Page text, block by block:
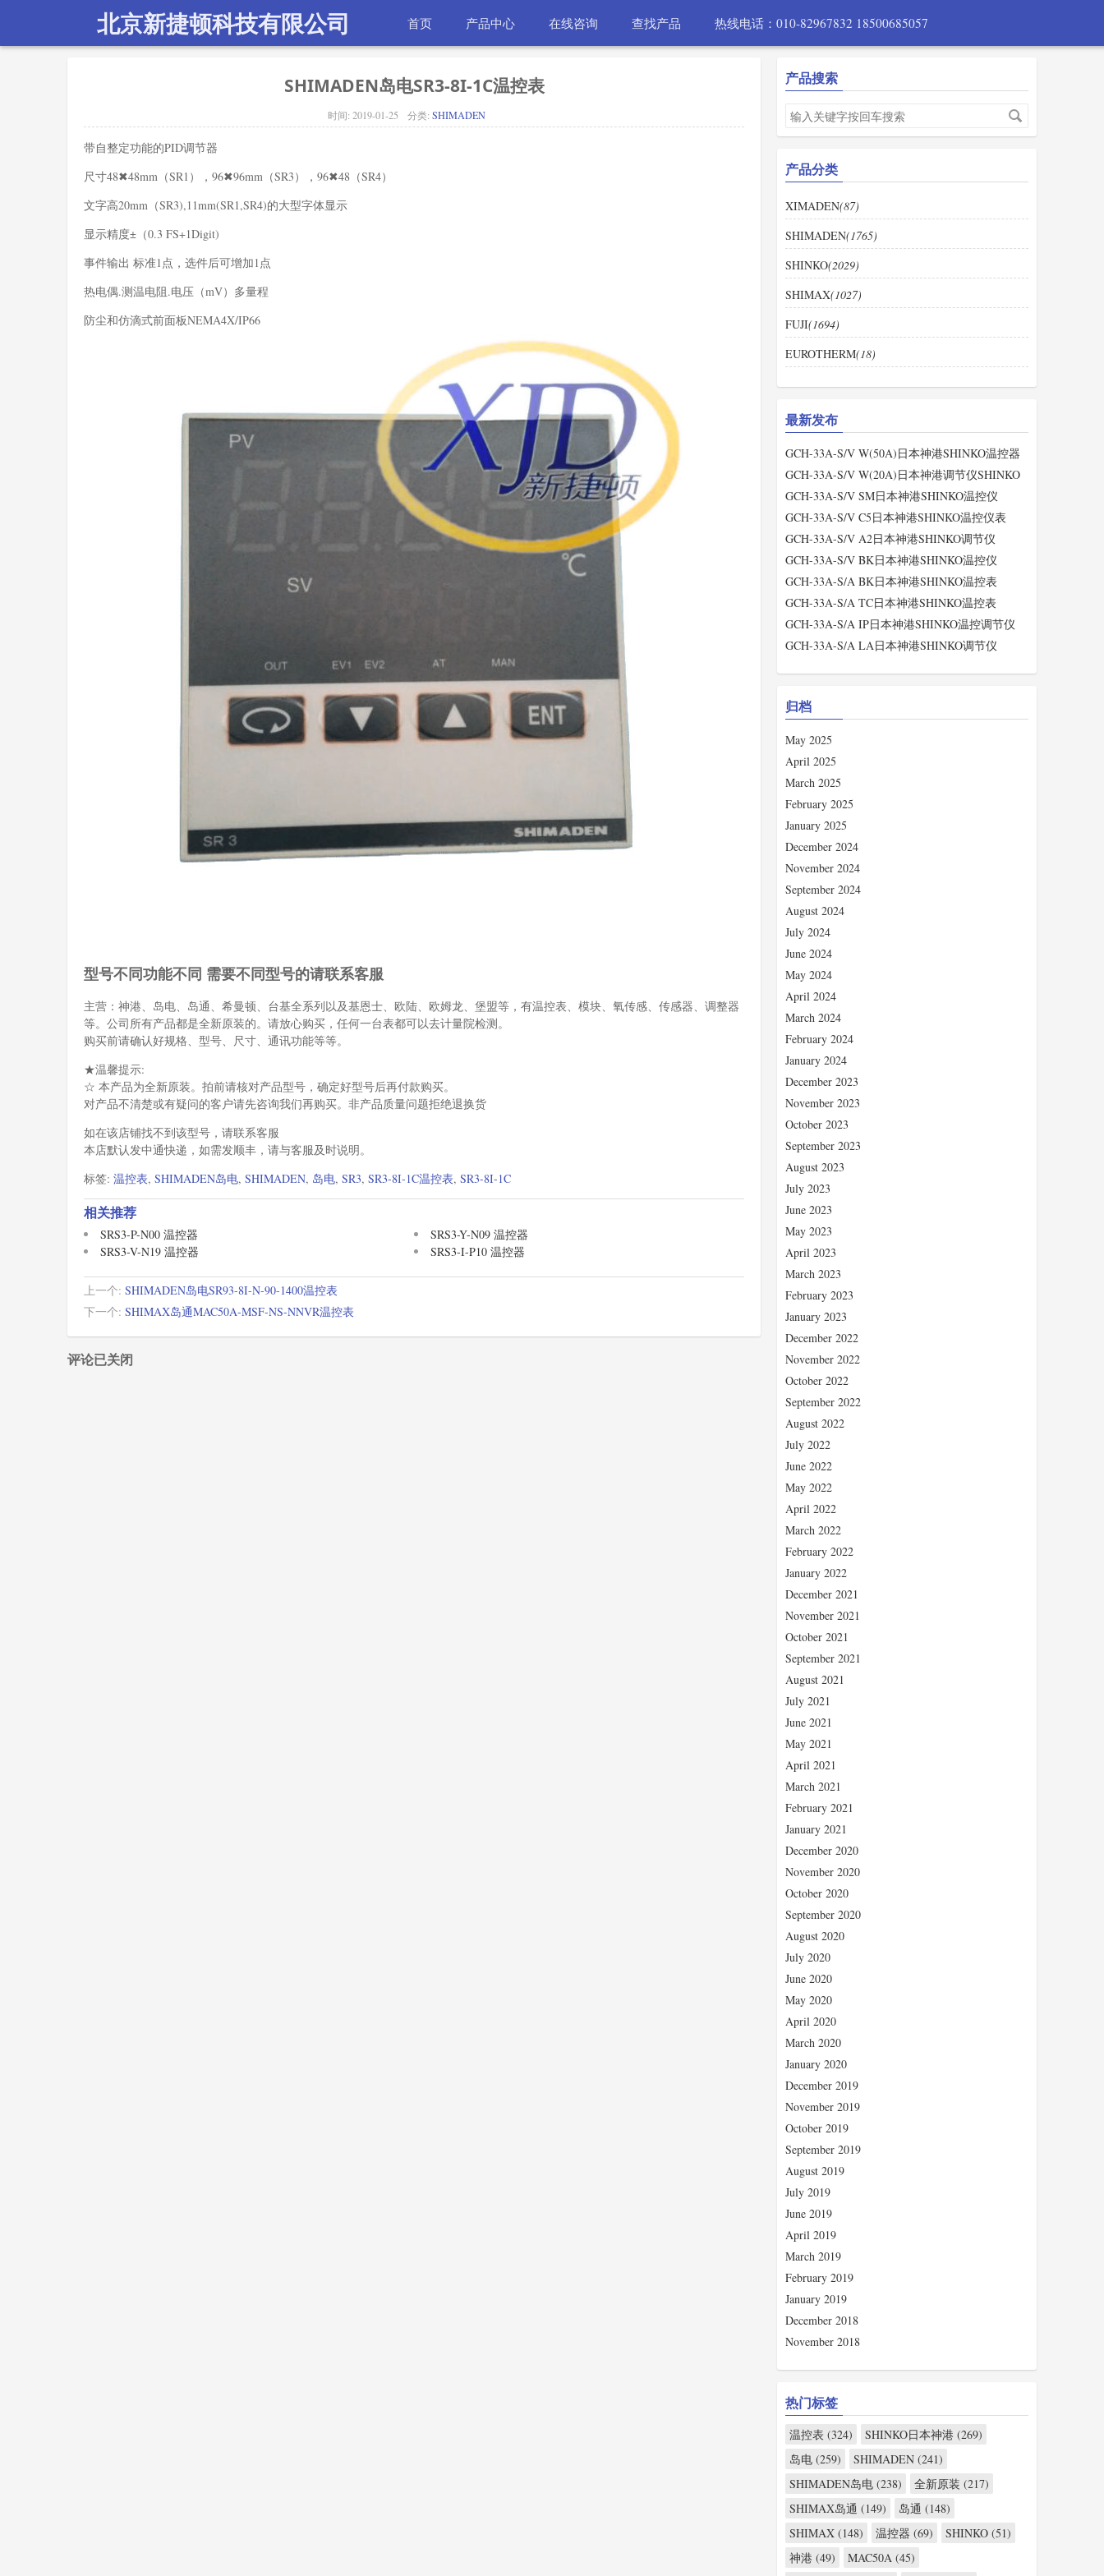
北京新捷顿科技有限公司 首页 产品中心 在线咨询 查找产品 热线电话：010-82967832 18500685057
SHIMADEN岛电SR3-8I-1C温控表
时间: 2019-01-25 分类: SHIMADEN
带自整定功能的PID调节器
尺寸48✖48mm（SR1），96✖96mm（SR3），96✖48（SR4）
文字高20mm（SR3),11mm(SR1,SR4)的大型字体显示
显示精度±（0.3 FS+1Digit)
事件输出 标准1点，选件后可增加1点
热电偶.测温电阻.电压（mV）多量程
防尘和仿滴式前面板NEMA4X/IP66
型号不同功能不同 需要不同型号的请联系客服
主营：神港、岛电、岛通、希曼顿、台基全系列以及基恩士、欧陆、欧姆龙、堡盟等，有温控表、模块、氧传感、传感器、调整器
等。公司所有产品都是全新原装的。请放心购买，任何一台表都可以去计量院检测。
购买前请确认好规格、型号、尺寸、通讯功能等等。
★温馨提示:
☆ 本产品为全新原装。拍前请核对产品型号，确定好型号后再付款购买。
对产品不清楚或有疑问的客户请先咨询我们再购买。非产品质量问题拒绝退换货
如在该店铺找不到该型号，请联系客服
本店默认发中通快递，如需发顺丰，请与客服及时说明。
标签: 温控表, SHIMADEN岛电, SHIMADEN, 岛电, SR3, SR3-8I-1C温控表, SR3-8I-1C
相关推荐
SRS3-P-N00 温控器
SRS3-Y-N09 温控器
SRS3-V-N19 温控器
SRS3-I-P10 温控器
上一个: SHIMADEN岛电SR93-8I-N-90-1400温控表
下一个: SHIMAX岛通MAC50A-MSF-NS-NNVR温控表
评论已关闭
产品搜索
产品分类
XIMADEN(87)
SHIMADEN(1765)
SHINKO(2029)
SHIMAX(1027)
FUJI(1694)
EUROTHERM(18)
最新发布
GCH-33A-S/V W(50A)日本神港SHINKO温控器
GCH-33A-S/V W(20A)日本神港调节仪SHINKO
GCH-33A-S/V SM日本神港SHINKO温控仪
GCH-33A-S/V C5日本神港SHINKO温控仪表
GCH-33A-S/V A2日本神港SHINKO调节仪
GCH-33A-S/V BK日本神港SHINKO温控仪
GCH-33A-S/A BK日本神港SHINKO温控表
GCH-33A-S/A TC日本神港SHINKO温控表
GCH-33A-S/A IP日本神港SHINKO温控调节仪
GCH-33A-S/A LA日本神港SHINKO调节仪
归档
May 2025
April 2025
March 2025
February 2025
January 2025
December 2024
November 2024
September 2024
August 2024
July 2024
June 2024
May 2024
April 2024
March 2024
February 2024
January 2024
December 2023
November 2023
October 2023
September 2023
August 2023
July 2023
June 2023
May 2023
April 2023
March 2023
February 2023
January 2023
December 2022
November 2022
October 2022
September 2022
August 2022
July 2022
June 2022
May 2022
April 2022
March 2022
February 2022
January 2022
December 2021
November 2021
October 2021
September 2021
August 2021
July 2021
June 2021
May 2021
April 2021
March 2021
February 2021
January 2021
December 2020
November 2020
October 2020
September 2020
August 2020
July 2020
June 2020
May 2020
April 2020
March 2020
January 2020
December 2019
November 2019
October 2019
September 2019
August 2019
July 2019
June 2019
April 2019
March 2019
February 2019
January 2019
December 2018
November 2018
热门标签
温控表 (324)
SHINKO日本神港 (269)
岛电 (259)
SHIMADEN (241)
SHIMADEN岛电 (238)
全新原装 (217)
SHIMAX岛通 (149)
岛通 (148)
SHIMAX (148)
温控器 (69)
SHINKO (51)
神港 (49)
MAC50A (45)